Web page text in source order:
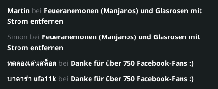
Martin bei Feueranemonen (Manjanos) und Glasrosen mit
Strom entfernen
Simon bei Feueranemonen (Manjanos) und Glasrosen mit
Strom entfernen
ทดลองเล่นสล็อต bei Danke für über 750 Facebook-Fans :)
บาคาร่า ufa11k bei Danke für über 750 Facebook-Fans :)